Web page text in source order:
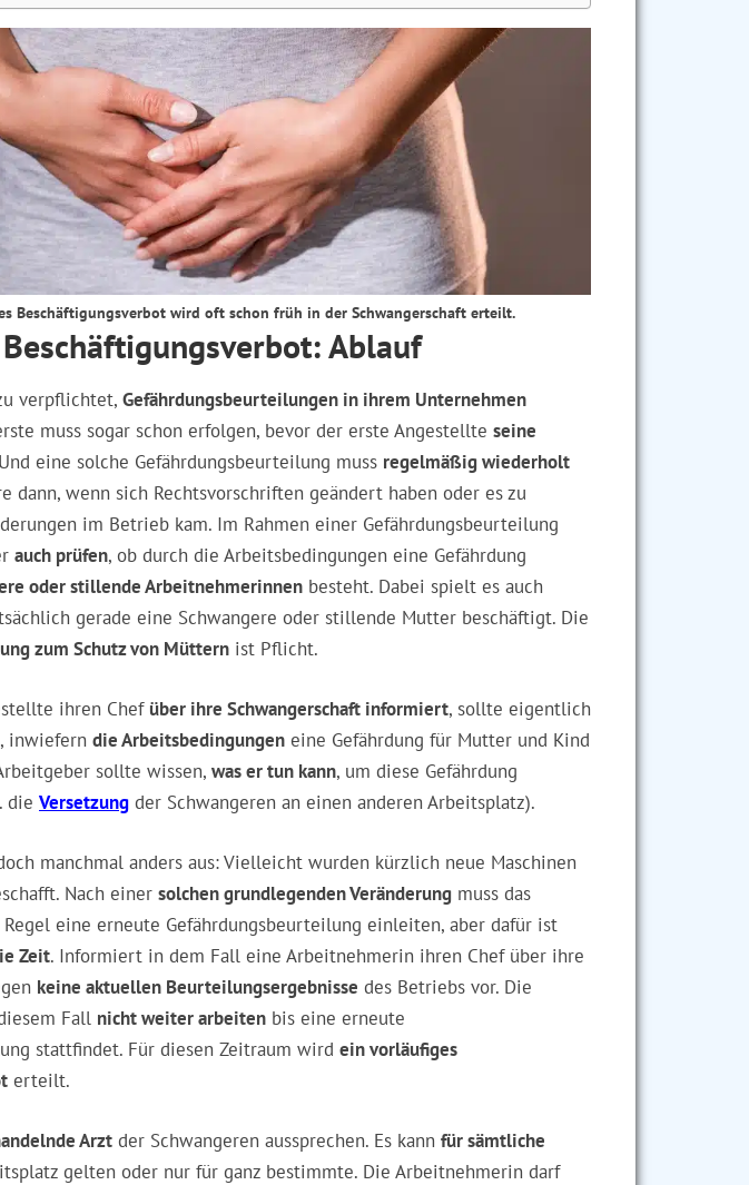
Beschäftigungsverbot wird oft schon früh in der Schwangerschaft erteilt.
Ablauf
verpflichtet, Gefährdungsbeurteilungen in ihrem Unternehmen
muss sogar schon erfolgen, bevor der erste Angestellte seine
eine solche Gefährdungsbeurteilung muss regelmäßig wiederholt
dann, wenn sich Rechtsvorschriften geändert haben oder es zu
im Betrieb kam. Im Rahmen einer Gefährdungsbeurteilung
auch prüfen, ob durch die Arbeitsbedingungen eine Gefährdung
oder stillende Arbeitnehmerinnen besteht. Dabei spielt es auch
gerade eine Schwangere oder stillende Mutter beschäftigt. Die
zum Schutz von Müttern ist Pflicht.
ihren Chef über ihre Schwangerschaft informiert, sollte eigentlich
inwiefern die Arbeitsbedingungen eine Gefährdung für Mutter und Kind
sollte wissen, was er tun kann, um diese Gefährdung
die Versetzung der Schwangeren an einen anderen Arbeitsplatz).
manchmal anders aus: Vielleicht wurden kürzlich neue Maschinen
Nach einer solchen grundlegenden Veränderung muss das
eine erneute Gefährdungsbeurteilung einleiten, aber dafür ist
Zeit. Informiert in dem Fall eine Arbeitnehmerin ihren Chef über ihre
keine aktuellen Beurteilungsergebnisse des Betriebs vor. Die
Fall nicht weiter arbeiten bis eine erneute
stattfindet. Für diesen Zeitraum wird ein vorläufiges
erteilt.
Arzt der Schwangeren aussprechen. Es kann für sämtliche
gelten oder nur für ganz bestimmte. Die Arbeitnehmerin darf